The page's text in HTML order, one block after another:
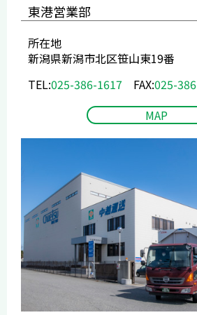
東港営業部
所在地
新潟県新潟市北区笹山東19番
TEL:025-386-1617 FAX:025-
MAP